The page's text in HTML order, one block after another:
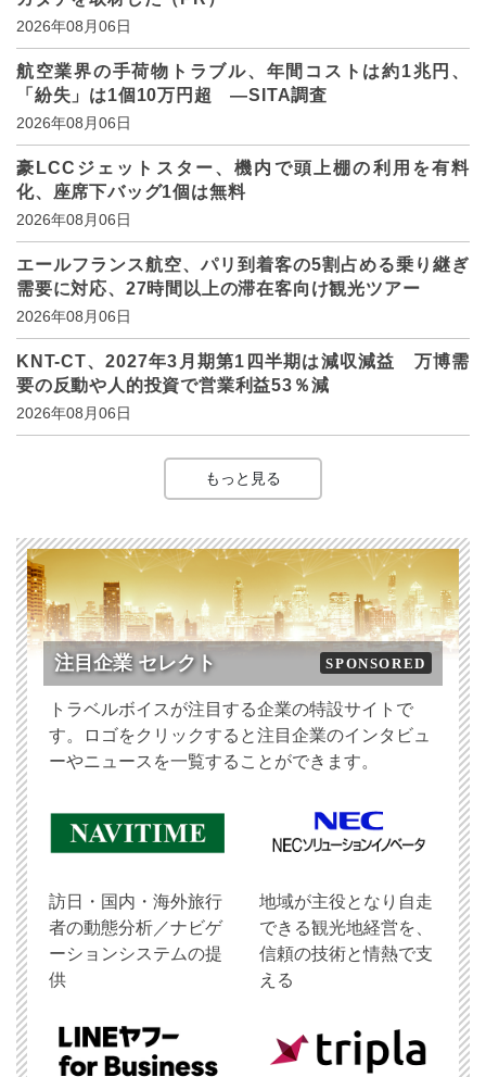
2026年08月06日
航空業界の手荷物トラブル、年間コストは約1兆円、
「紛失」は1個10万円超 ―SITA調査
2026年08月06日
豪LCCジェットスター、機内で頭上棚の利用を有料
化、座席下バッグ1個は無料
2026年08月06日
エールフランス航空、パリ到着客の5割占める乗り継ぎ
需要に対応、27時間以上の滞在客向け観光ツアー
2026年08月06日
KNT-CT、2027年3月期第1四半期は減収減益 万博需
要の反動や人的投資で営業利益53％減
2026年08月06日
もっと見る
注目企業 セレクト SPONSORED
トラベルボイスが注目する企業の特設サイトで
す。ロゴをクリックすると注目企業のインタビュ
ーやニュースを一覧することができます。
訪日・国内・海外旅行
者の動態分析／ナビゲ
ーションシステムの提
供
地域が主役となり自走
できる観光地経営を、
信頼の技術と情熱で支
える